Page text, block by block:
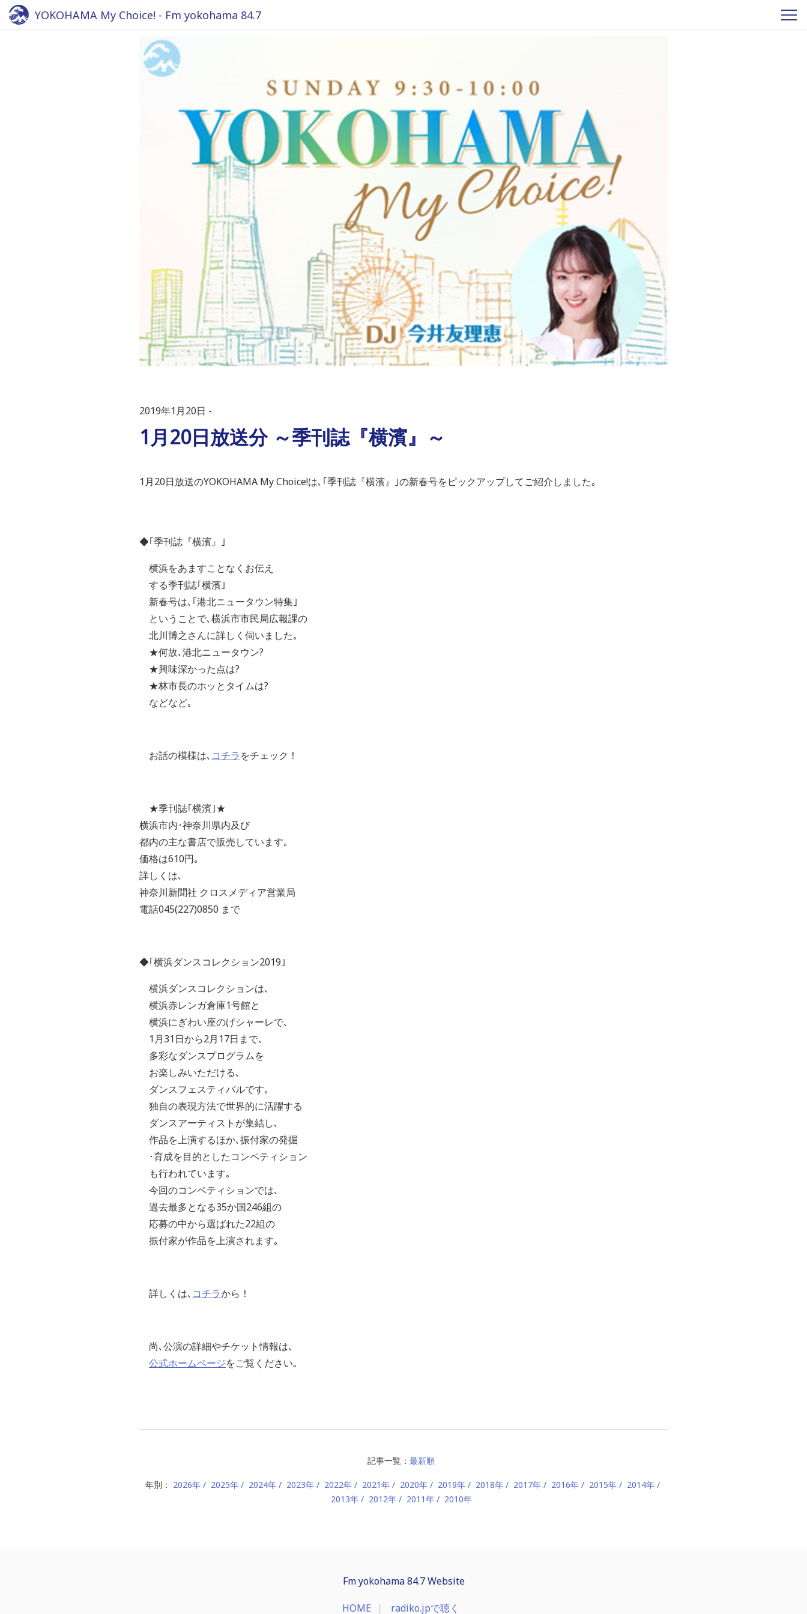
YOKOHAMA My Choice! - Fm yokohama 84.7
2019年1月20日
1月20日放送分 ～季刊誌『横濱』～
1月20日放送のYOKOHAMA My Choice!は､｢季刊誌『横濱』｣の新春号をピックアップしてご紹介しました｡
◆｢季刊誌『横濱』｣
横浜をあますことなくお伝え
する季刊誌｢横濱｣
新春号は､｢港北ニュータウン特集｣
ということで､横浜市市民局広報課の
北川博之さんに詳しく伺いました｡
★何故､港北ニュータウン?
★興味深かった点は?
★林市長のホッとタイムは?
などなど｡
お話の模様は､ コチラをチェック！
★季刊誌｢横濱｣★
横浜市内･神奈川県内及び
都内の主な書店で販売しています｡
価格は610円｡
詳しくは､
神奈川新聞社 クロスメディア営業局
電話045(227)0850 まで
◆｢横浜ダンスコレクション2019｣
横浜ダンスコレクションは､
横浜赤レンガ倉庫1号館と
横浜にぎわい座のげシャーレで､
1月31日から2月17日まで､
多彩なダンスプログラムを
お楽しみいただける､
ダンスフェスティバルです｡
独自の表現方法で世界的に活躍する
ダンスアーティストが集結し､
作品を上演するほか､振付家の発掘
･育成を目的としたコンペティション
も行われています｡
今回のコンペティションでは､
過去最多となる35か国246組の
応募の中から選ばれた22組の
振付家が作品を上演されます｡
詳しくは､ コチラから！
尚､公演の詳細やチケット情報は､
公式ホームページをご覧ください｡
記事一覧： 最新順
年別： 2026年 2025年 2024年 2023年 2022年 2021年 2020年 2019年 2018年 2017年 2016年 2015年
2014年
2013年
2012年 2011年 2010年
Fm yokohama 84.7 Website
HOME radiko.jpで聴く